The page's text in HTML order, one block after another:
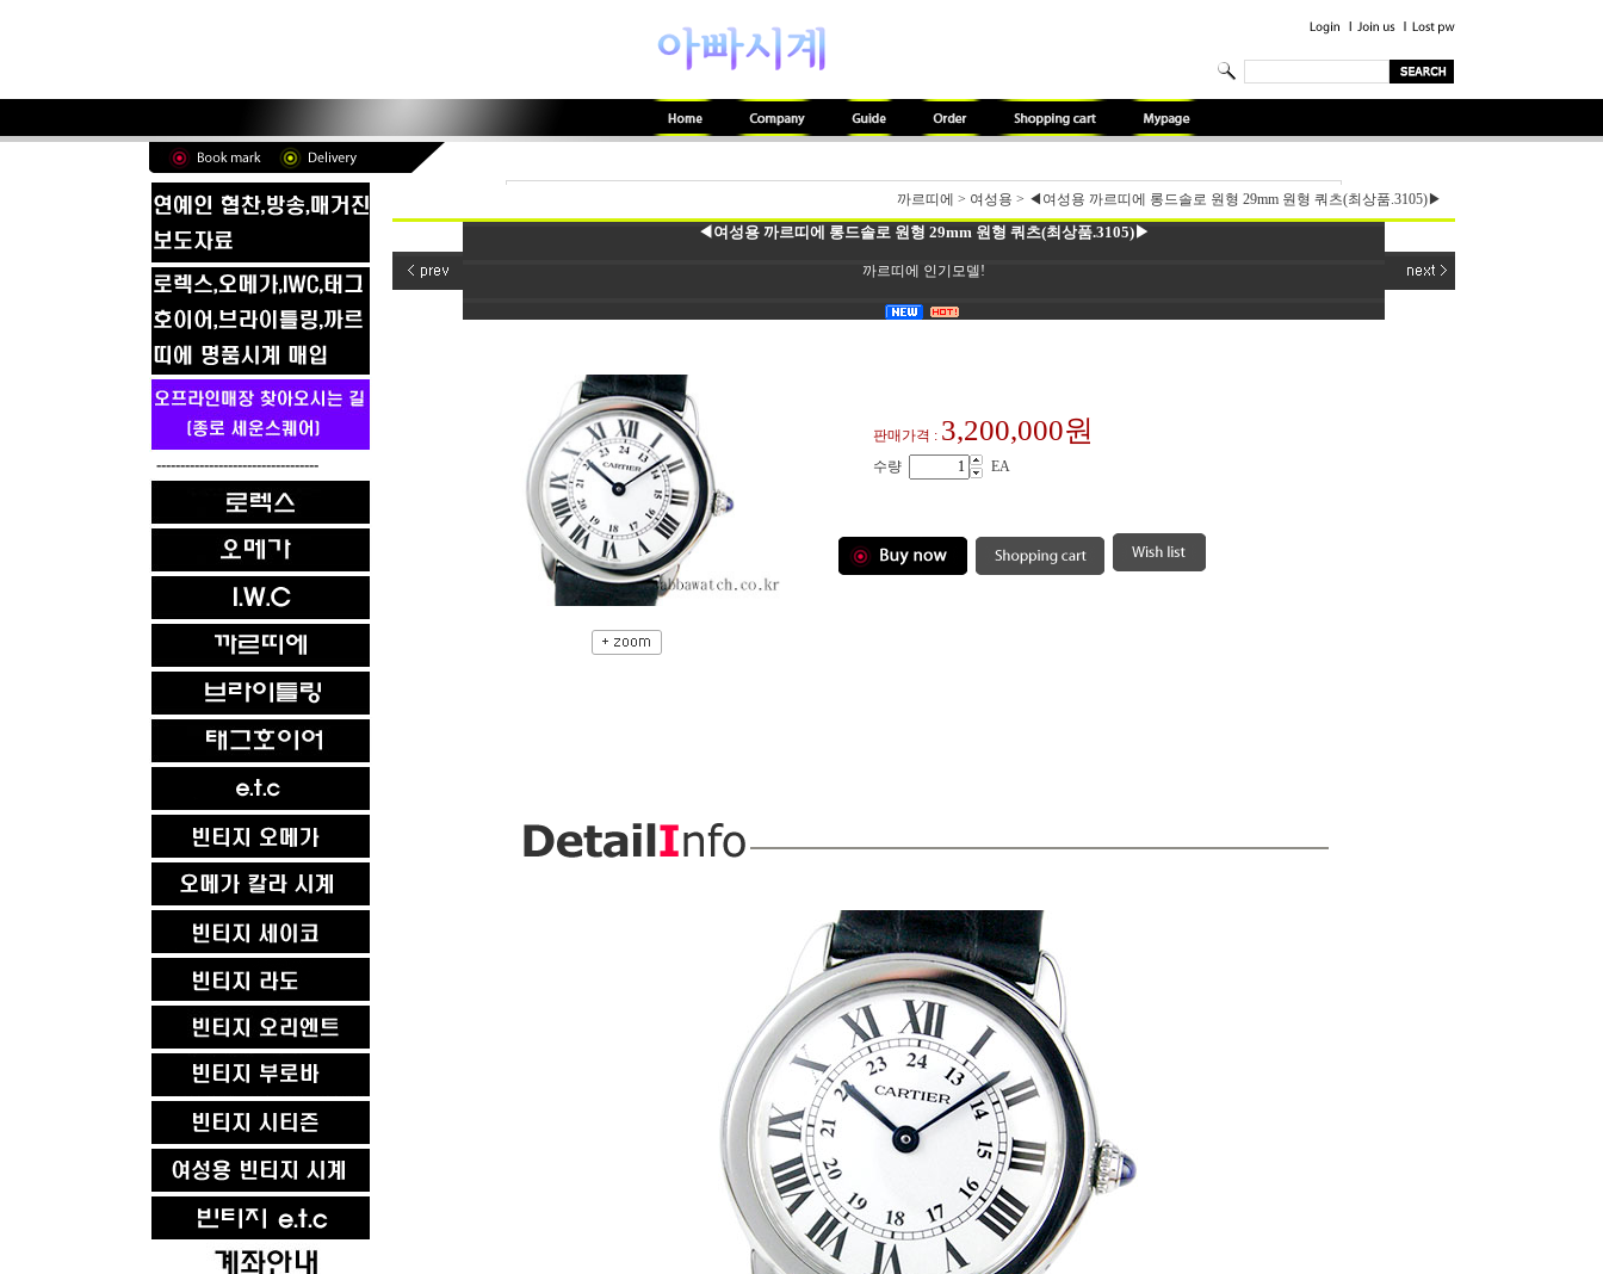
----------------------------------
까르띠에 > 여성용 > ◀여성용 까르띠에 롱드솔로 원형 29mm 원형 쿼츠(최상품.3105)▶
◀여성용 까르띠에 롱드솔로 원형 29mm 원형 쿼츠(최상품.3105)▶
까르띠에 인기모델!
판매가격 : 3,200,000원
수량 EA